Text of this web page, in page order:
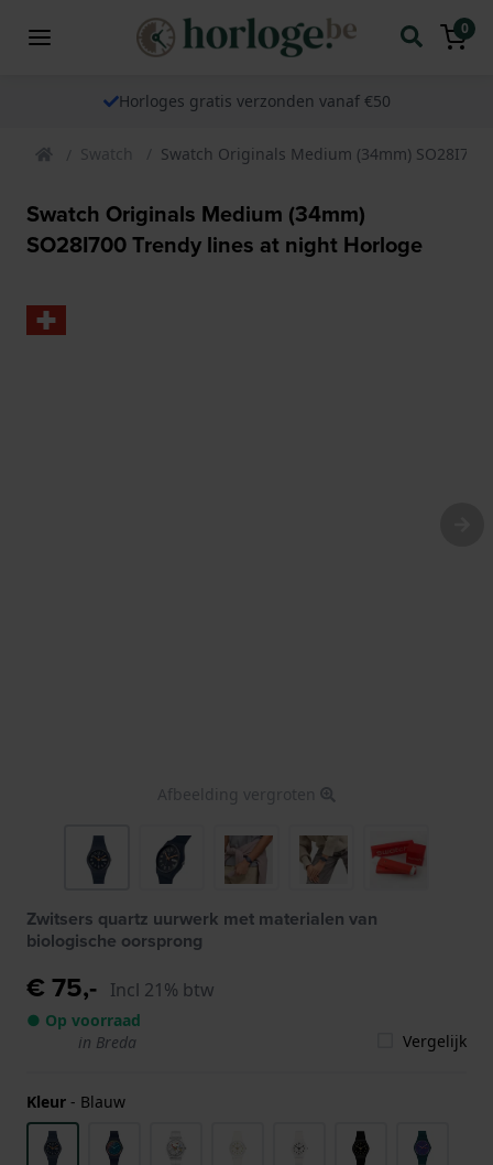
0
Horloges gratis verzonden vanaf €50
Swatch Swatch Originals Medium (34mm)
Swatch Originals Medium (34mm)
SO28I700 Trendy lines at night Horloge
Afbeelding vergroten
Zwitsers quartz uurwerk met materialen van
biologische oorsprong
€ 75,- Incl 21% btw
● Op voorraad
in Breda
Vergelijk
Kleur - Blauw